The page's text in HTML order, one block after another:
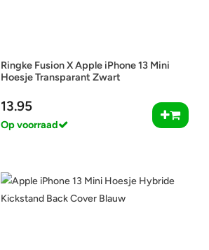
Ringke Fusion X Apple iPhone 13 Mini
Hoesje Transparant Zwart
13.95
Op voorraad